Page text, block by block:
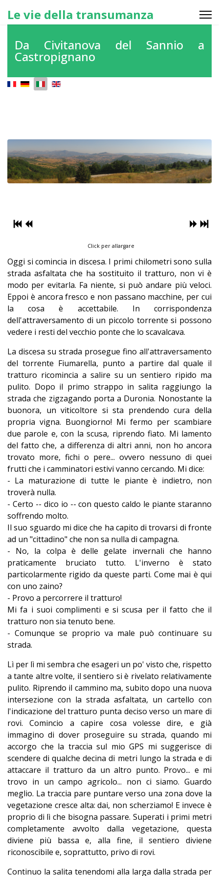
Le vie della transumanza
Da Civitanova del Sannio a
Castropignano
Seleziona la tua lingua
Click per allargare
Oggi si comincia in discesa. I primi chilometri sono sulla
strada asfaltata che ha sostituito il tratturo, non vi è
modo per evitarla. Fa niente, si può andare più veloci.
Eppoi è ancora fresco e non passano macchine, per cui
la cosa è accettabile. In corrispondenza
dell'attraversamento di un piccolo torrente si possono
vedere i resti del vecchio ponte che lo scavalcava.
La discesa su strada prosegue fino all'attraversamento
del torrente Fiumarella, punto a partire dal quale il
tratturo ricomincia a salire su un sentiero ripido ma
pulito. Dopo il primo strappo in salita raggiungo la
strada che zigzagando porta a Duronia. Nonostante la
buonora, un viticoltore si sta prendendo cura della
propria vigna. Buongiorno! Mi fermo per scambiare
due parole e, con la scusa, riprendo fiato. Mi lamento
del fatto che, a differenza di altri anni, non ho ancora
trovato more, fichi o pere... ovvero nessuno di quei
frutti che i camminatori estivi vanno cercando. Mi dice:
- La maturazione di tutte le piante è indietro, non
troverà nulla.
- Certo -- dico io -- con questo caldo le piante staranno
soffrendo molto.
Il suo sguardo mi dice che ha capito di trovarsi di fronte
ad un "cittadino" che non sa nulla di campagna.
- No, la colpa è delle gelate invernali che hanno
praticamente bruciato tutto. L'inverno è stato
particolarmente rigido da queste parti. Come mai è qui
con uno zaino?
- Provo a percorrere il tratturo!
Mi fa i suoi complimenti e si scusa per il fatto che il
tratturo non sia tenuto bene.
- Comunque se proprio va male può continuare su
strada.
Lì per lì mi sembra che esageri un po' visto che, rispetto
a tante altre volte, il sentiero si è rivelato relativamente
pulito. Riprendo il cammino ma, subito dopo una nuova
intersezione con la strada asfaltata, un cartello con
l'indicazione del tratturo punta deciso verso un mare di
rovi. Comincio a capire cosa volesse dire, e già
immagino di dover proseguire su strada, quando mi
accorgo che la traccia sul mio GPS mi suggerisce di
scendere di qualche decina di metri lungo la strada e di
attaccare il tratturo da un altro punto. Provo... e mi
trovo in un campo agricolo... non ci siamo. Guardo
meglio. La traccia pare puntare verso una zona dove la
vegetazione cresce alta: dai, non scherziamo! E invece è
proprio di lì che bisogna passare. Superati i primi metri
completamente avvolto dalla vegetazione, questa
diviene più bassa e, alla fine, il sentiero diviene
riconoscibile e, soprattutto, privo di rovi.
Continuo la salita tenendomi alla larga dalla strada per